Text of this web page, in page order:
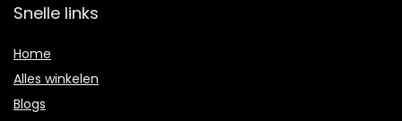
Snelle links
Home
Alles winkelen
Blogs